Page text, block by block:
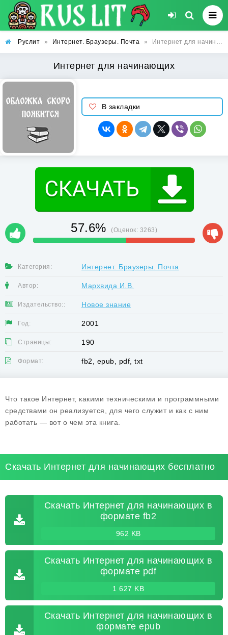
Руслит » Интернет. Браузеры. Почта » Интернет для начинающих
Интернет для начинающих
В закладки
57.6% (Оценок: 3263)
Категория: Интернет. Браузеры. Почта
Автор: Мархвида И.В.
Издательство:: Новое знание
Год: 2001
Страницы: 190
Формат: fb2, epub, pdf, txt
Что такое Интернет, какими техническими и программными
средствами он реализуется, для чего служит и как с ним
работать — вот о чем эта книга.
Скачать Интернет для начинающих бесплатно
Скачать Интернет для начинающих в
формате fb2
962 KB
Скачать Интернет для начинающих в
формате pdf
1 627 KB
Скачать Интернет для начинающих в
формате epub